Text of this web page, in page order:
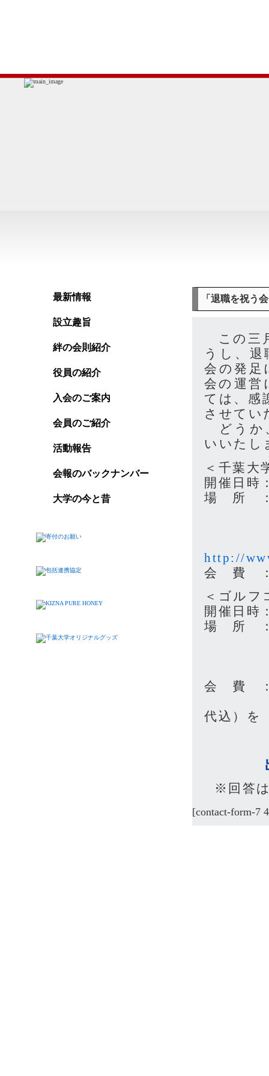
「退職を祝う
この三
うし、
会の発足
会の運営
ては、感
させてい
どうか
いいたし
＜千葉大
開催日時
場 所 ：
http://
会 費 ：
＜ゴルフ
開催日時
場 所 ：
会 費 ：
代込）を
※回答
[contact-form-7
最新情報
設立趣旨
絆の会則紹介
役員の紹介
入会のご案内
会員のご紹介
活動報告
会報のバックナンバー
大学の今と昔